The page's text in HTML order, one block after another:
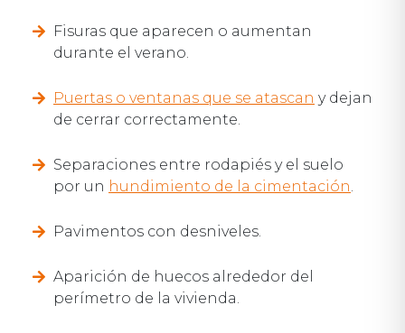
Fisuras que aparecen o aumentan
durante el verano.
Puertas o ventanas que se atascan y dejan
de cerrar correctamente.
Separaciones entre rodapiés y el suelo
por un hundimiento de la cimentación.
Pavimentos con desniveles.
Aparición de huecos alrededor del
perímetro de la vivienda.